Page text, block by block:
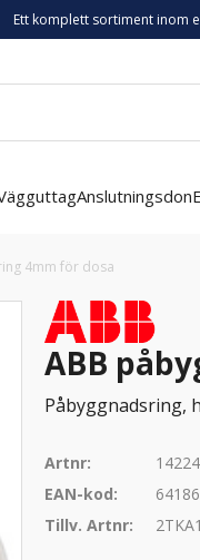
Ett komplett sortiment inom
Anslutningsdon
4mm för dosa
ABB
Påbyggnadsring,
Artnr:
EAN-kod:
Tillv. Artnr: